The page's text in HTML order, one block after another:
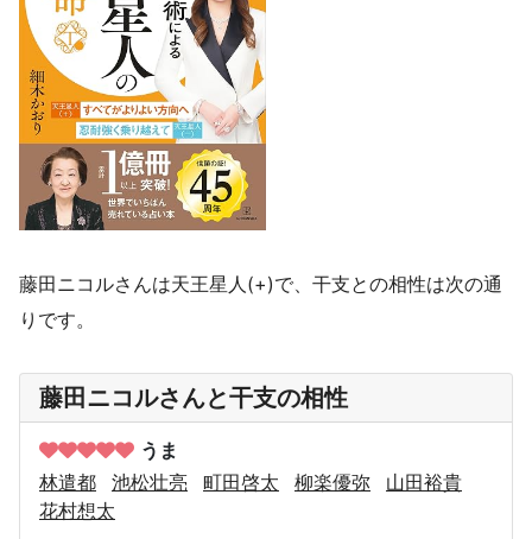
藤田ニコルさんは天王星人(+)で、干支との相性は次の通
りです。
藤田ニコルさんと干支の相性
うま
林遣都
池松壮亮 町田啓太 柳楽優弥
山田裕貴
花村想太